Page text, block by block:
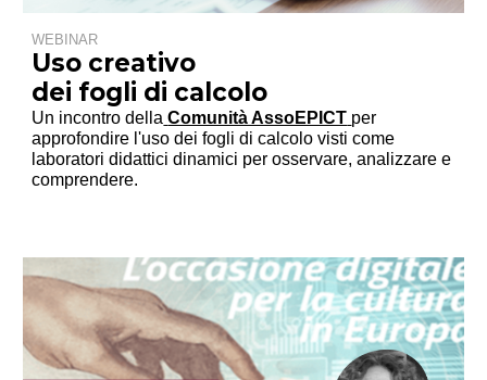
WEBINAR
Uso creativo
dei fogli di calcolo
Un incontro della Comunità AssoEPICT per
approfondire l'uso dei fogli di calcolo visti come
laboratori didattici dinamici per osservare, analizzare e
comprendere.